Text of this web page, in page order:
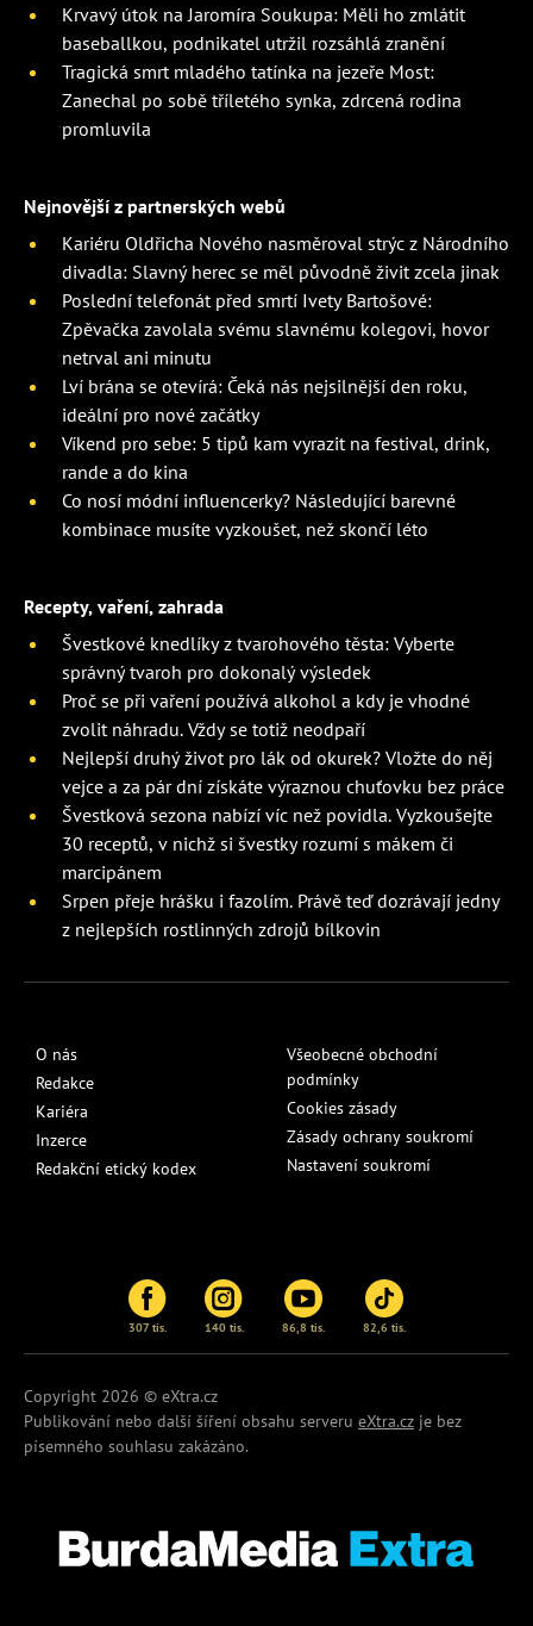
Krvavý útok na Jaromíra Soukupa: Měli ho zmlátit
baseballkou, podnikatel utržil rozsáhlá zranění
Tragická smrt mladého tatínka na jezeře Most:
Zanechal po sobě tříletého synka, zdrcená rodina
promluvila
Nejnovější z partnerských webů
Kariéru Oldřicha Nového nasměroval strýc z Národního
divadla: Slavný herec se měl původně živit zcela jinak
Poslední telefonát před smrtí Ivety Bartošové:
Zpěvačka zavolala svému slavnému kolegovi, hovor
netrval ani minutu
Lví brána se otevírá: Čeká nás nejsilnější den roku,
ideální pro nové začátky
Víkend pro sebe: 5 tipů kam vyrazit na festival, drink,
rande a do kina
Co nosí módní influencerky? Následující barevné
kombinace musíte vyzkoušet, než skončí léto
Recepty, vaření, zahrada
Švestkové knedlíky z tvarohového těsta: Vyberte
správný tvaroh pro dokonalý výsledek
Proč se při vaření používá alkohol a kdy je vhodné
zvolit náhradu. Vždy se totiž neodpaří
Nejlepší druhý život pro lák od okurek? Vložte do něj
vejce a za pár dní získáte výraznou chuťovku bez práce
Švestková sezona nabízí víc než povidla. Vyzkoušejte
30 receptů, v nichž si švestky rozumí s mákem či
marcipánem
Srpen přeje hrášku i fazolím. Právě teď dozrávají jedny
z nejlepších rostlinných zdrojů bílkovin
O nás
Redakce
Kariéra
Inzerce
Redakční etický kodex
Všeobecné obchodní
podmínky
Cookies zásady
Zásady ochrany soukromí
Nastavení soukromí
307 tis. 140 tis. 86,8 tis. 82,6 tis.
Copyright 2026 © eXtra.cz
Publikování nebo další šíření obsahu serveru eXtra.cz je bez
písemného souhlasu zakázáno.